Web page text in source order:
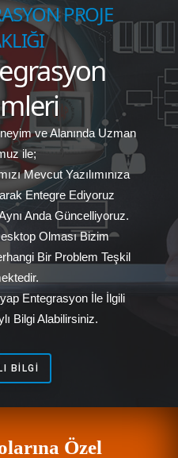
PROJE
ve Alanında Uzman
ile;
Mevcut Yazılımınıza
Entegre Ediyoruz
Anda Güncelliyoruz.
Olması Bizim
Bir Problem Teşkil
Entegrasyon İle İlgili
Bilgi Alabilirsiniz.
BILGI
Özel